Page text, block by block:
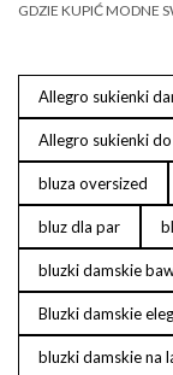
GDZIE KUPIĆ MODNE
Allegro sukienki
Allegro sukienki do
bluza oversized
bluz dla par
bluzki damskie
Bluzki damskie
bluzki damskie na